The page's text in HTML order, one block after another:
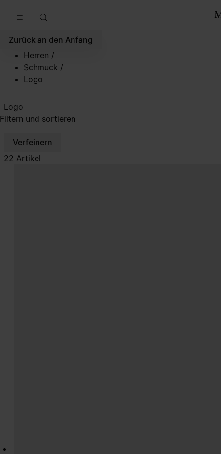
Zurück an den Anfang
Herren /
Schmuck /
Logo
Logo
Filtern und sortieren
Verfeinern
22 Artikel